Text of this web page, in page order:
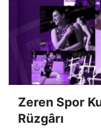
Zeren Spor
Rüzgârı